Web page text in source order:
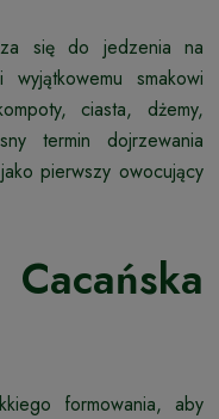
się do jedzenia na
smakowi
ciasta, dżemy,
termin dojrzewania
pierwszy owocujący
formowania, aby